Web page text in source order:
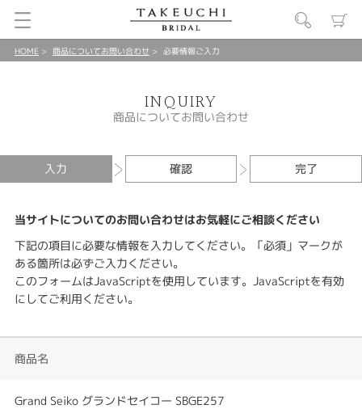
HOME 商品についてお問い合わせ 必要情報ご入力
INQUIRY
商品についてお問い合わせ
入力 確認 完了
当サイトについてのお問い合わせはお気軽にご相談ください
下記の項目に必要な情報を入力してください。「必須」マークが
ある箇所は必ずご入力ください。
このフォームはJavaScriptを使用しています。JavaScriptを有効
にしてご利用ください。
商品名
Grand Seiko グランドセイコー SBGE257